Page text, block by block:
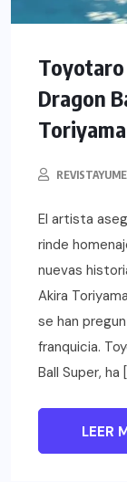
Dragon
Toriyama
El artista
rinde
nuevas
Akira
se han
franquicia.
Ball Super, ha
LEER